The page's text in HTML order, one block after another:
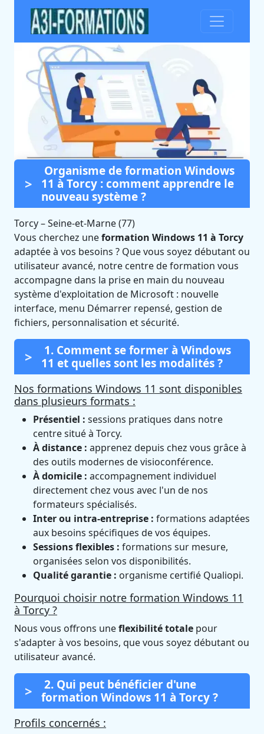
Formation Windows 11 à
Torcy (Seine-et-Marne)
Certifié Qualiopi et éligible CPF
Organisme de formation Windows
11 à Torcy : comment apprendre le
nouveau système ?
Torcy–Seine-et-Marne (77)
Vous cherchez uneformation Windows 11 à Torcy
adaptée à vos besoins ? Que vous soyez débutant ou
utilisateur avancé, notre centre de formation vous
accompagne dans la prise en main du nouveau
système d'exploitation de Microsoft : nouvelle
interface, menu Démarrer repensé, gestion de
fichiers, personnalisation et sécurité.
1. Comment se former à Windows
11 et quelles sont les modalités ?
Nos formations Windows 11 sont disponibles
dans plusieurs formats :
Présentiel : sessions pratiques dans notre
centre situé à Torcy.
À distance : apprenez depuis chez vous grâce à
des outils modernes de visioconférence.
À domicile : accompagnement individuel
directement chez vous avec l'un de nos
formateurs spécialisés.
Inter ou intra-entreprise : formations adaptées
aux besoins spécifiques de vos équipes.
Sessions flexibles : formations sur mesure,
organisées selon vos disponibilités.
Qualité garantie : organisme certifié Qualiopi.
Pourquoi choisir notre formation Windows 11
à Torcy ?
Nous vous offrons uneflexibilité totale pour
s'adapter à vos besoins, que vous soyez débutant ou
utilisateur avancé.
2. Qui peut bénéficier d'une
formation Windows 11 à Torcy ?
Profils concernés :